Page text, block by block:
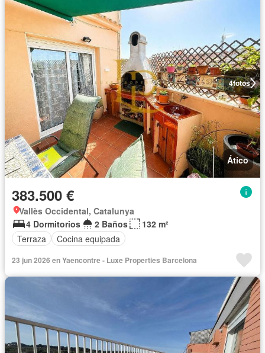
4fotos
Ático
383.500 €
Vallès Occidental, Catalunya
4 Dormitorios
2 Baños
132 m²
Terraza
Cocina equipada
23 jun 2026 en Yaencontre - Luxe Properties Barcelona